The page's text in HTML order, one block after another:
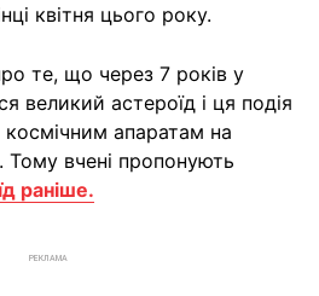
квітня цього року.
те, що через 7 років у
великий астероїд і ця подія
апаратам на
Тому вчені пропонують
раніше.
РЕКЛАМА